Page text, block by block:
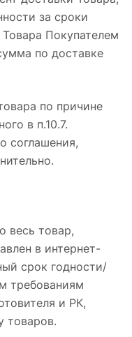
за сроки
Покупателем
по доставке
по причине
в п.10.7.
соглашения,
весь товар,
в интернет-
срок годности/
требованиям
и РК,
товаров.